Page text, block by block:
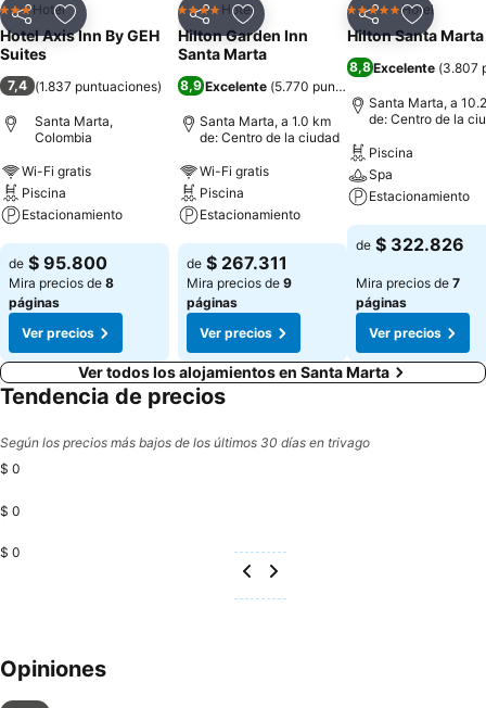
CompartirAgregar a favoritos
3 Estrellas
Hotel
Hotel Axis Inn By GEH
Suites
7,4 (1.837 puntuaciones)
Santa Marta,
Colombia
Wi-Fi gratis
Piscina
Estacionamiento
Ver precios
de $ 95.800
Mira precios de 8
páginas
Ver precios
CompartirAgregar a favoritos
4 EstrellasHotel
Hilton Garden Inn
Santa Marta
8,9 Excelente (5.770 puntuaciones
Santa Marta, a 1.0 km
de: Centro de la ciudad
Wi-Fi gratis
Piscina
Estacionamiento
Ver precios
de $ 267.311
Mira precios de 9
páginas
Ver precios
CompartirAgregar
5 EstrellasHotel
Hilton Santa Marta
8,8Excelente (3.807
Santa Marta, a
de: Centro de la
Piscina
Spa
Estacionamiento
Ver precios
de $ 322.826
Mira precios de 7
páginas
Ver precios
Ver todos los alojamientos en Santa Marta
Tendencia de precios
Según los precios más bajos de los últimos 30 días en trivago
$ 0
$ 0
$ 0
Opiniones